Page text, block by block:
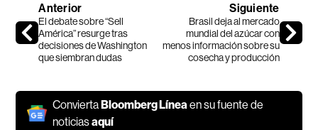
Anterior
El debate sobre “Sell
América” resurge tras
decisiones de Washington
que siembran dudas
Siguiente
Brasil deja al mercado
mundial del azúcar con
menos información sobre su
cosecha y producción
ConviertaBloomberg Línea en su fuente de
noticiasaquí